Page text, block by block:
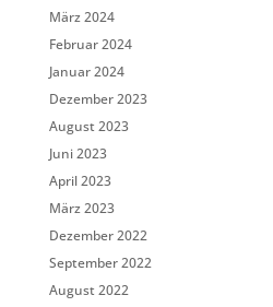
März 2024
Februar 2024
Januar 2024
Dezember 2023
August 2023
Juni 2023
April 2023
März 2023
Dezember 2022
September 2022
August 2022